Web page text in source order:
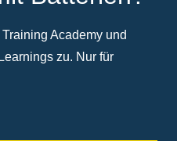
Training Academy und
zu. Nur für